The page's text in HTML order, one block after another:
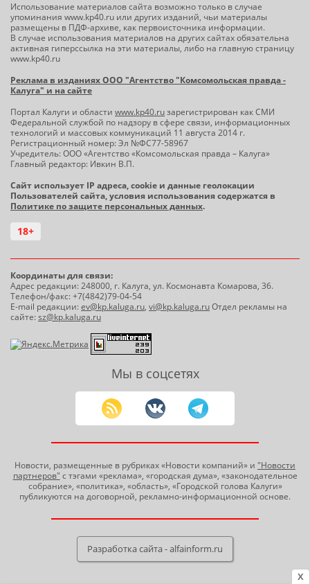
Использование материалов сайта возможно только в случае
упоминания www.kp40.ru или других изданий, чьи материалы
размещены в ПДФ-архиве, как первоисточника информации.
В случае использования материалов на других сайтах обязательна
активная гиперссылка на эти материалы, либо на главную страницу
www.kp40.ru
Реклама в изданиях ООО "Агентство "Комсомольская правда -
Калуга" и на сайте
Портал Калуги и области www.kp40.ruзарегистрирован как СМИ
Федеральной службой по надзору в сфере связи, информационных
технологий и массовых коммуникаций 11 августа 2014 г.
Регистрационный номер: Эл №ФС77-58967
Учредитель: ООО «Агентство «Комсомольская правда – Калуга»
Главный редактор: Ивкин В.П.
Сайт использует IP адреса, cookie и данные геолокации
Пользователей сайта, условия использования содержатся в
Политике по защите персональных данных.
18+
Координаты для связи:
Адрес редакции: 248000, г. Калуга, ул. Космонавта Комарова, 36.
Телефон/факс: +7(4842)79-04-54
E-mail редакции:ev@kp.kaluga.ru, vi@kp.kaluga.ruОтдел рекламы на
сайте:sz@kp.kaluga.ru
Мы в соцсетях
Новости, размещенные в рубриках «Новости компаний» и "Новости
партнеров" с тэгами «реклама», «городская дума», «законодательное
собрание», «политика», «область», «Городской голова Калуги»
публикуются на договорной, рекламно-информационной основе.
Разработка сайта - alfainform.ru
X